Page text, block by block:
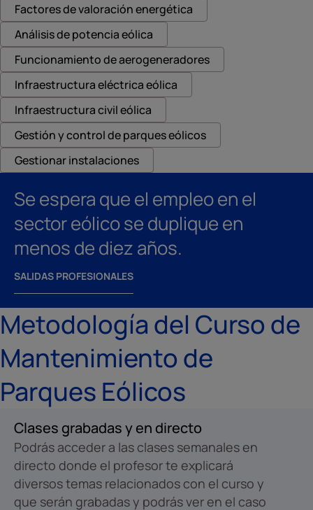
Factores de valoración energética
Análisis de potencia eólica
Funcionamiento de aerogeneradores
Infraestructura eléctrica eólica
Infraestructura civil eólica
Gestión y control de parques eólicos
Gestionar instalaciones
Se espera que el empleo en el
sector eólico se duplique en
menos de diez años.
SALIDAS PROFESIONALES
Metodología del Curso de
Mantenimiento de
Parques Eólicos
Clases grabadas y en directo
Podrás acceder a las clases semanales en
directo donde el profesor te explicará
diversos temas relacionados con el curso y
que serán grabadas y podrás ver en el caso